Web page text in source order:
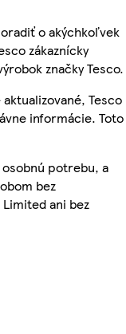
o akýchkoľvek
zákaznícky
značky Tesco.
Tesco
informácie. Toto
potrebu, a
bez
ani bez